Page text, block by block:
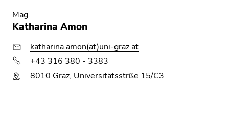
Mag.
Katharina Amon
katharina.amon(at)uni-graz.at
+43 316 380 - 3383
8010 Graz, Universitätsstrße 15/C3